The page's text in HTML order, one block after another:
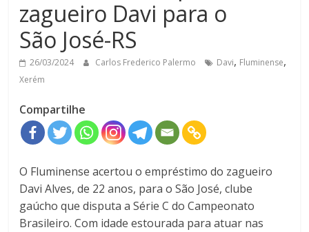
zagueiro Davi para o
São José-RS
26/03/2024 Carlos Frederico Palermo Davi, Fluminense,
Xerém
Compartilhe
O Fluminense acertou o empréstimo do zagueiro
Davi Alves, de 22 anos, para o São José, clube
gaúcho que disputa a Série C do Campeonato
Brasileiro. Com idade estourada para atuar nas